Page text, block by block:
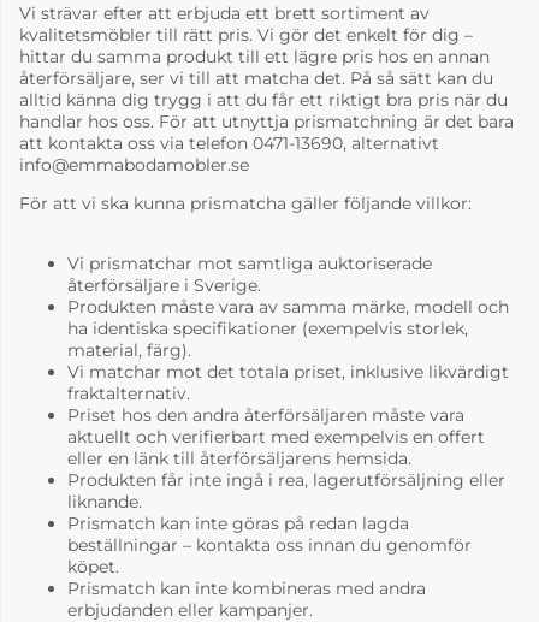
Vi strävar efter att erbjuda ett brett sortiment av
kvalitetsmöbler till rätt pris. Vi gör det enkelt för dig –
hittar du samma produkt till ett lägre pris hos en annan
återförsäljare, ser vi till att matcha det. På så sätt kan du
alltid känna dig trygg i att du får ett riktigt bra pris när du
handlar hos oss. För att utnyttja prismatchning är det bara
att kontakta oss via telefon 0471-13690, alternativt
info@emmabodamobler.se
För att vi ska kunna prismatcha gäller följande villkor:
Vi prismatchar mot samtliga auktoriserade
återförsäljare i Sverige.
Produkten måste vara av samma märke, modell och
ha identiska specifikationer (exempelvis storlek,
material, färg).
Vi matchar mot det totala priset, inklusive likvärdigt
fraktalternativ.
Priset hos den andra återförsäljaren måste vara
aktuellt och verifierbart med exempelvis en offert
eller en länk till återförsäljarens hemsida.
Produkten får inte ingå i rea, lagerutförsäljning eller
liknande.
Prismatch kan inte göras på redan lagda
beställningar – kontakta oss innan du genomför
köpet.
Prismatch kan inte kombineras med andra
erbjudanden eller kampanjer.